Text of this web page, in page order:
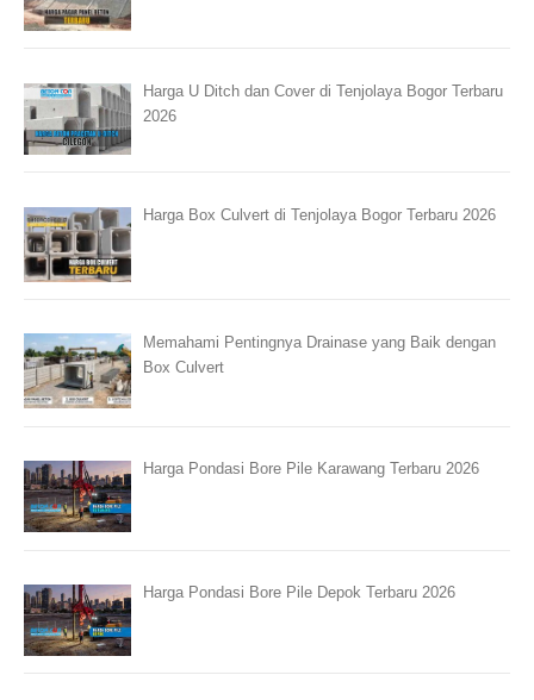
Harga U Ditch dan Cover di Tenjolaya Bogor Terbaru
2026
Harga Box Culvert di Tenjolaya Bogor Terbaru 2026
Memahami Pentingnya Drainase yang Baik dengan
Box Culvert
Harga Pondasi Bore Pile Karawang Terbaru 2026
Harga Pondasi Bore Pile Depok Terbaru 2026